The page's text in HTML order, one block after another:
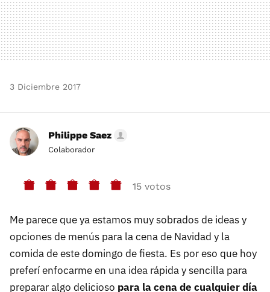
3 Diciembre 2017
Philippe Saez
Colaborador
15 votos
Me parece que ya estamos muy sobrados de ideas y
opciones de menús para la cena de Navidad y la
comida de este domingo de fiesta. Es por eso que hoy
preferí enfocarme en una idea rápida y sencilla para
preparar algo delicioso para la cena de cualquier día